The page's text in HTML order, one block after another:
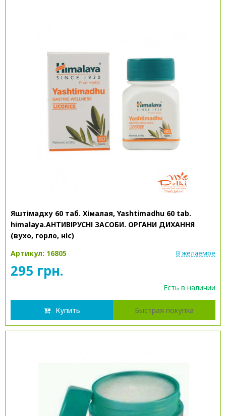
Яштімадху 60 таб. Хімалая, Yashtimadhu 60 tab.
himalaya.АНТИВІРУСНІ ЗАСОБИ. ОРГАНИ ДИХАННЯ
(вухо, горло, ніс)
Артикул: 16805
В желаемое
295 грн.
Есть в наличии
Купить Быстрая покупка